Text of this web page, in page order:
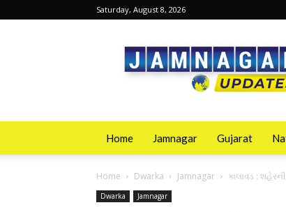
Saturday, August 8, 2026
Jamnagarupdates
Home Jamnagar Gujarat
Home Dwarka Jamnagar કાલાવડ :
Dwarka Jamnagar